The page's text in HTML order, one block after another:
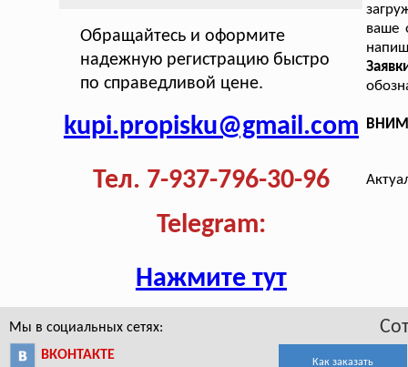
Обращайтесь и оформите
надежную регистрацию быстро
по справедливой цене.
kupi.propisku@gmail.com
Тел. 7-937-796-30-96
Telegram:
Нажмите тут
ваше
Мы в социальных сетях:
ВКОНТАКТЕ
Как заказать